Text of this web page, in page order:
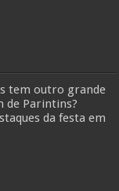
tem outro grande
de Parintins?
da festa em